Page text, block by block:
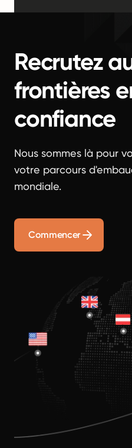
Recrutez
frontières
confiance
Nous sommes là pour
votre parcours
mondiale.
Commencer